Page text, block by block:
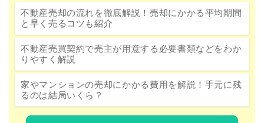
不動産売却の流れを徹底解説！売却にかかる平均期間
と早く売るコツも紹介
不動産売買契約で売主が用意する必要書類などをわか
りやすく解説
家やマンションの売却にかかる費用を解説！手元に残
るのは結局いくら？